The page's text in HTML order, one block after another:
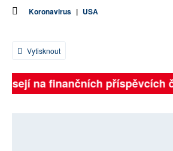
Koronavirus | USA
Vytisknout
na finančních příspěvcích